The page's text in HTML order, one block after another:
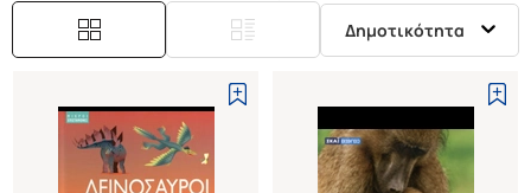
Δημοτικότητα